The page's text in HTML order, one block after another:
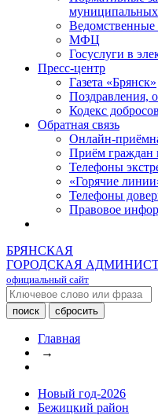
муниципальных
МФЦ
Госуслуги в
Пресс-центр
Газета «Брянск»
Поздравления,
Кодекс
Обратная связь
Онлайн-
Приём граждан
Телефоны
«Горячие
Телефоны
Правовое
БРЯНСКАЯ
ГОРОДСКАЯ
официальный сайт
Главная
→
Новый год-2026
Бежицкий район